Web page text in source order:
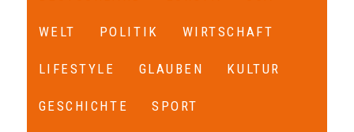
WELT POLITIK WIRTSCHAFT
LIFESTYLE GLAUBEN KULTUR
GESCHICHTE SPORT